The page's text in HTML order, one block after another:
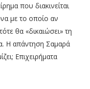
που διακινείται
με το οποίο αν
θα «δικαιώσει» τη
Η απάντηση Σαμαρά
Επιχειρήματα